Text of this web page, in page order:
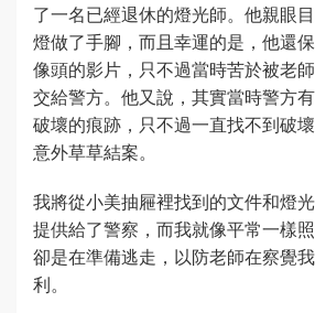
了一名已經退休的燈光師。他親眼
燈做了手腳，而且幸運的是，他還
像頭的影片，只不過當時苦於被老
交給警方。他又說，其實當時警方
破壞的痕跡，只不過一直找不到破
意外草草結案。
我將從小美抽屜裡找到的文件和燈
提供給了警察，而我就像平常一樣
卻是在準備逃走，以防老師在察覺
利。